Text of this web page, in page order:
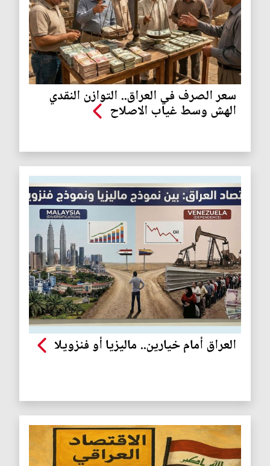
سعر الصرف في العراق.. التوازن النقدي
الهش وسط غياب الاصلاح
العراق أمام خيارين.. ماليزيا أو فنزويلا